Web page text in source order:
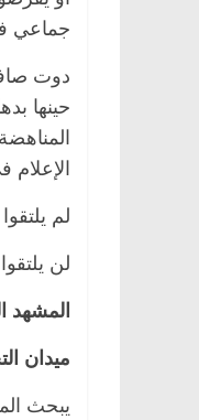
جماعي
دوت
حينها
الإعلام
لم
لن
المشهد
ميدان التحرير
يبحث